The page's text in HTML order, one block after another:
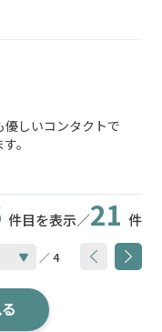
しいコンタクトで
。
件目を表示／21 件
／ 4